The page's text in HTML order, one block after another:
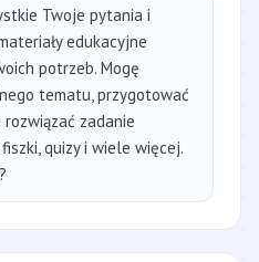
Twoje pytania i
edukacyjne
potrzeb. Mogę
tematu, przygotować
rozwiązać zadanie
quizy i wiele więcej.